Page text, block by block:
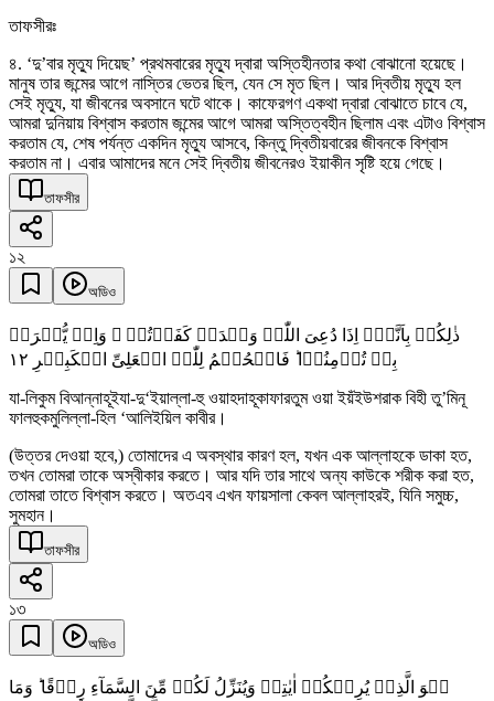
তাফসীরঃ
৪. ‘দু’বার মৃত্যু দিয়েছ’ প্রথমবারের মৃত্যু দ্বারা অস্তিহীনতার কথা বোঝানো হয়েছে।
মানুষ তার জন্মের আগে নাস্তির ভেতর ছিল, যেন সে মৃত ছিল। আর দ্বিতীয় মৃত্যু হল
সেই মৃত্যু, যা জীবনের অবসানে ঘটে থাকে। কাফেরগণ একথা দ্বারা বোঝাতে চাবে যে,
আমরা দুনিয়ায় বিশ্বাস করতাম জন্মের আগে আমরা অস্তিত্বহীন ছিলাম এবং এটাও বিশ্বাস
করতাম যে, শেষ পর্যন্ত একদিন মৃত্যু আসবে, কিন্তু দ্বিতীয়বারের জীবনকে বিশ্বাস
করতাম না। এবার আমাদের মনে সেই দ্বিতীয় জীবনেরও ইয়াকীন সৃষ্টি হয়ে গেছে।
তাফসীর
১২
অডিও
ذٰلِکُمۡ بِاَنَّہٗۤ اِذَا دُعِیَ اللّٰہُ وَحۡدَہٗ کَفَرۡتُمۡ ۚ وَاِنۡ یُّشۡرَکۡ
بِہٖ تُؤۡمِنُوۡا ؕ فَالۡحُکۡمُ لِلّٰہِ الۡعَلِیِّ الۡکَبِیۡرِ ١٢
যা-লিকুম বিআন্নাহূইযা-দু‘ইয়াল্লা-হু ওয়াহদাহূকাফারতুম ওয়া ইয়ঁইউশরাক বিহী তু’মিনূ
ফালহুকমুলিল্লা-হিল ‘আলিইয়িল কাবীর।
(উত্তর দেওয়া হবে,) তোমাদের এ অবস্থার কারণ হল, যখন এক আল্লাহকে ডাকা হত,
তখন তোমরা তাকে অস্বীকার করতে। আর যদি তার সাথে অন্য কাউকে শরীক করা হত,
তোমরা তাতে বিশ্বাস করতে। অতএব এখন ফায়সালা কেবল আল্লাহরই, যিনি সমুচ্চ,
সুমহান।
তাফসীর
১৩
অডিও
ہُوَ الَّذِیۡ یُرِیۡکُمۡ اٰیٰتِہٖ وَیُنَزِّلُ لَکُمۡ مِّنَ السَّمَآءِ رِزۡقًا ؕ وَمَا